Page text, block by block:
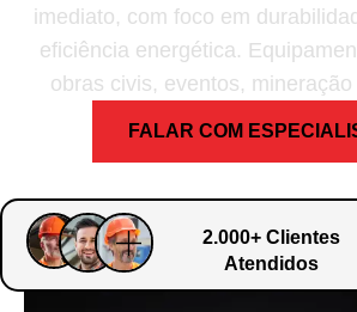
imediato, com foco em
eficiência energética.
obras civis, eventos,
FALAR COM
2.000+ Clientes
Atendidos